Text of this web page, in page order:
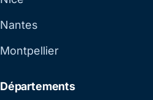
Nantes
Montpellier
Départements